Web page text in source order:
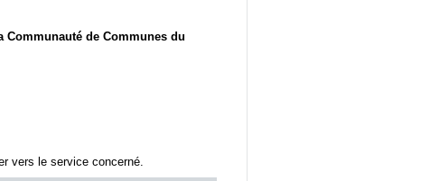
de Communes du
vers le service concerné.